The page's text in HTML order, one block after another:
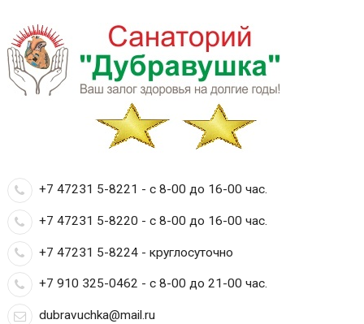
+7 47231 5-8221 - с 8-00 до 16-00 час.
+7 47231 5-8220 - с 8-00 до 16-00 час.
+7 47231 5-8224 - круглосуточно
+7 910 325-0462 - с 8-00 до 21-00 час.
dubravuchka@mail.ru